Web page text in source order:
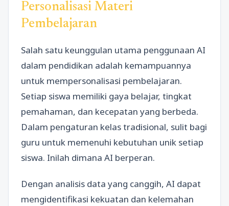
Personalisasi Materi
Pembelajaran
Salah satu keunggulan utama penggunaan AI
dalam pendidikan adalah kemampuannya
untuk mempersonalisasi pembelajaran.
Setiap siswa memiliki gaya belajar, tingkat
pemahaman, dan kecepatan yang berbeda.
Dalam pengaturan kelas tradisional, sulit bagi
guru untuk memenuhi kebutuhan unik setiap
siswa. Inilah dimana AI berperan.
Dengan analisis data yang canggih, AI dapat
mengidentifikasi kekuatan dan kelemahan